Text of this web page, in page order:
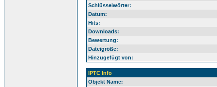
Schlüsselwörter:
Datum:
Hits:
Downloads:
Bewertung:
Dateigröße:
Hinzugefügt von:
IPTC Info
Objekt Name: